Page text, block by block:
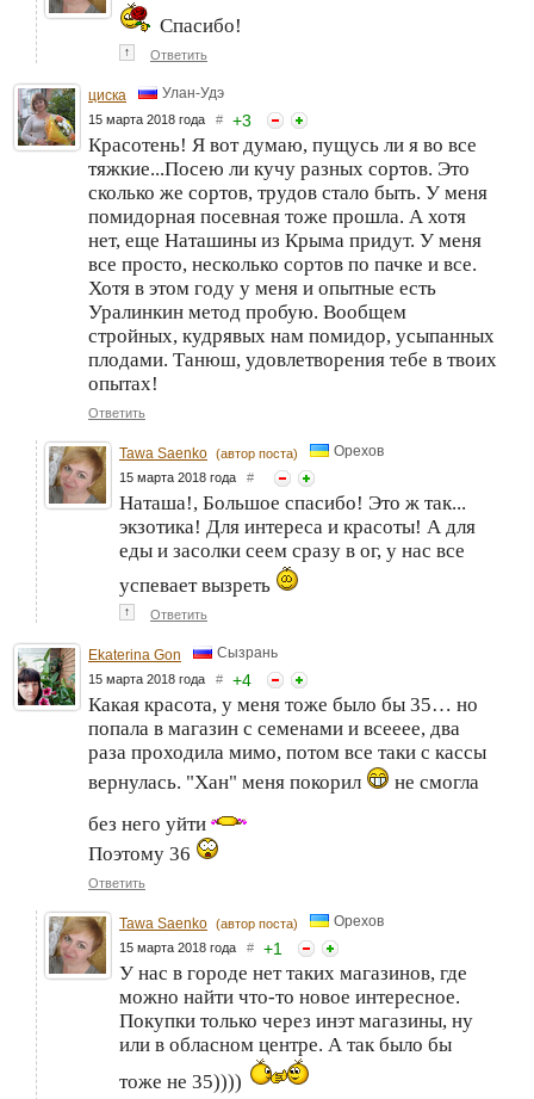
Спасибо!
↑ Ответить
циска Улан-Удэ
15 марта 2018 года # +3
Красотень! Я вот думаю, пущусь ли я во все
тяжкие...Посею ли кучу разных сортов. Это
сколько же сортов, трудов стало быть. У меня
помидорная посевная тоже прошла. А хотя
нет, еще Наташины из Крыма придут. У меня
все просто, несколько сортов по пачке и все.
Хотя в этом году у меня и опытные есть
Уралинкин метод пробую. Вообщем
стройных, кудрявых нам помидор, усыпанных
плодами. Танюш, удовлетворения тебе в твоих
опытах!
Ответить
Tawa Saenko (автор поста) Орехов
15 марта 2018 года #
Наташа!, Большое спасибо! Это ж так...
экзотика! Для интереса и красоты! А для
еды и засолки сеем сразу в ог, у нас все
успевает вызреть
↑ Ответить
Ekaterina Gon Сызрань
15 марта 2018 года # +4
Какая красота, у меня тоже было бы 35… но
попала в магазин с семенами и всееее, два
раза проходила мимо, потом все таки с кассы
вернулась. "Хан" меня покорил
не смогла
без него уйти
Поэтому 36
Ответить
Tawa Saenko (автор поста) Орехов
15 марта 2018 года # +1
У нас в городе нет таких магазинов, где
можно найти что-то новое интересное.
Покупки только через инэт магазины, ну
или в обласном центре. А так было бы
тоже не 35))))